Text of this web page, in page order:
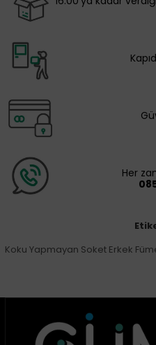
Her
Koku Yapmayan Soket Erkek